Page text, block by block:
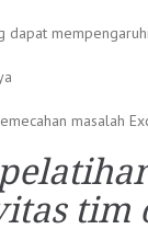
dapat
masalah
tim